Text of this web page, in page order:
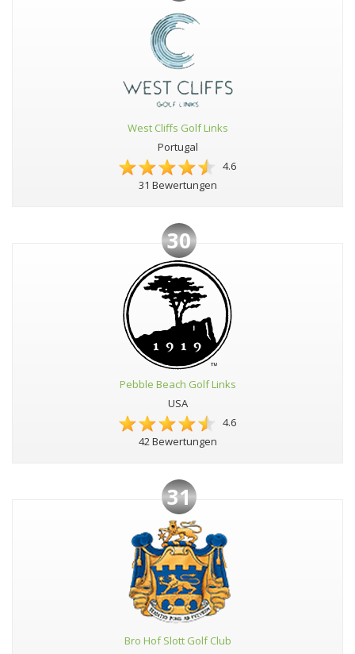
West Cliffs Golf Links
Portugal
4.6
31 Bewertungen
30
Pebble Beach Golf Links
USA
4.6
42 Bewertungen
31
Bro Hof Slott Golf Club